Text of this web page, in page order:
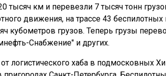
тысяч км и перевезли 7 тысяч тонн
движения, на трассе 43
кубометров грузов. Теперь грузы
Снабжение" и других.
логистического хаба в подмосковных